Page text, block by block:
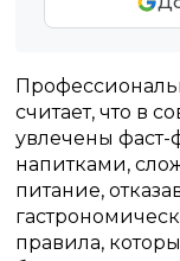
считает, что в
увлечены
напитками,
питание,
правила,